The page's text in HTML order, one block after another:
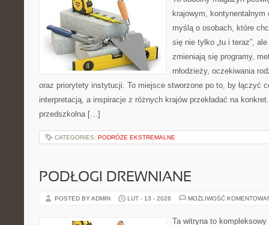
krajowym, kontynentalnym
myślą o osobach, które
się nie tylko „tu i teraz”,
zmieniają się programy,
młodzieży, oczekiwania
oraz priorytety instytucji. To miejsce stworzone po to, by łączyć
interpretacją, a inspiracje z różnych krajów przekładać na
przedszkolna […]
CATEGORIES: PODRÓŻE EKSTREMALNE
PODŁOGI DREWNIANE
POSTED BY ADMIN LUT - 13 - 2026 MOŻLIWOŚĆ
Ta witryna to